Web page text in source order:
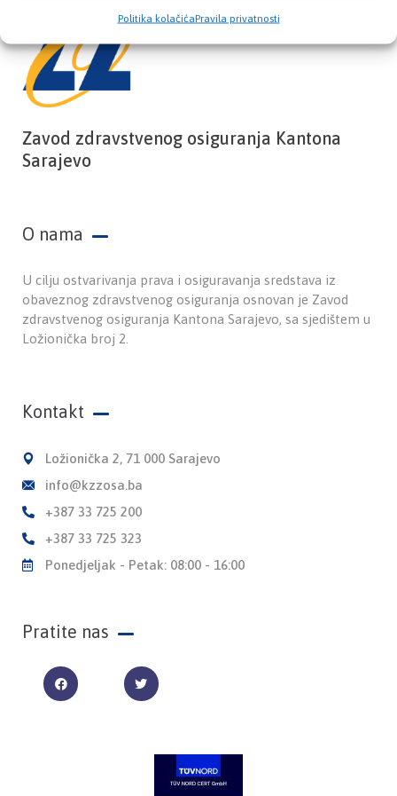
Politika kolačićaPravila privatnosti
Zavod zdravstvenog osiguranja Kantona
Sarajevo
O nama
U cilju ostvarivanja prava i osiguravanja sredstava iz
obaveznog zdravstvenog osiguranja osnovan je Zavod
zdravstvenog osiguranja Kantona Sarajevo, sa sjedištem u
Ložionička broj 2.
Kontakt
Ložionička 2, 71 000 Sarajevo
info@kzzosa.ba
+387 33 725 200
+387 33 725 323
Ponedjeljak - Petak: 08:00 - 16:00
Pratite nas